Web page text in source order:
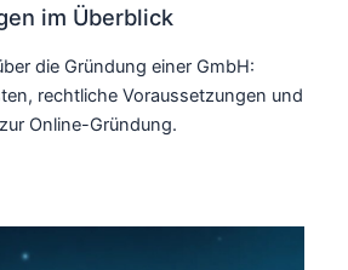
im Überblick
die Gründung einer GmbH:
rechtliche Voraussetzungen und
Online-Gründung.